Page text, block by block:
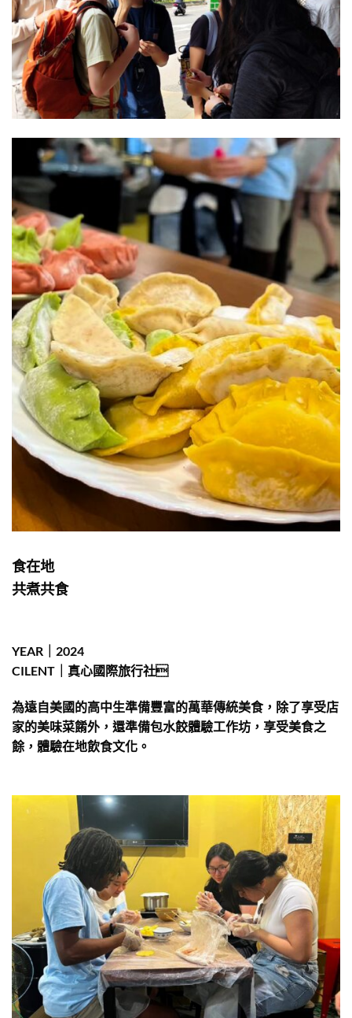
食在地
共煮共食
YEAR｜2024
CILENT｜真心國際旅行社
為遠自美國的高中生準備豐富的萬華傳統美食，除了享受店
家的美味菜餚外，還準備包水餃體驗工作坊，享受美食之
餘，體驗在地飲食文化。